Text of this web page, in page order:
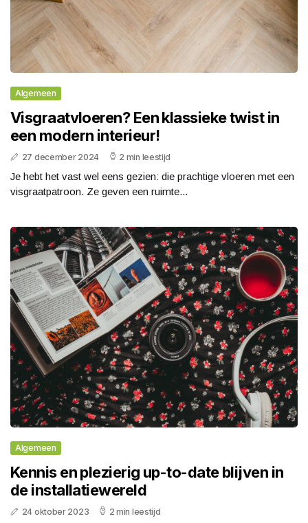
Algemeen
Visgraatvloeren? Een klassieke twist in
een modern interieur!
27 december 2024 2 min leestijd
Je hebt het vast wel eens gezien: die prachtige vloeren met een
visgraatpatroon. Ze geven een ruimte...
Algemeen
Kennis en plezierig up-to-date blijven in
de installatiewereld
24 oktober 2023 2 min leestijd